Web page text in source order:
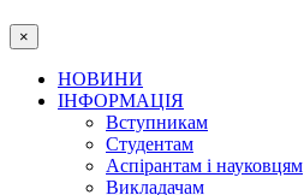
×
НОВИНИ
ІНФОРМАЦІЯ
Вступникам
Студентам
Аспірантам і науковцям
Викладачам